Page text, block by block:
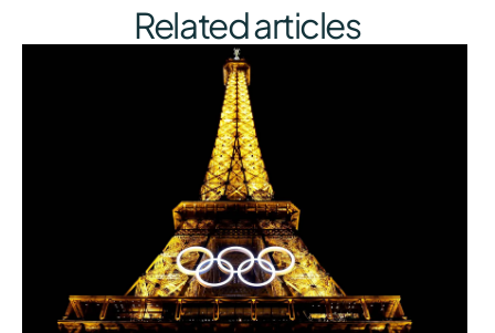
Related articles